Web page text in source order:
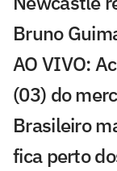
Bruno
AO VIVO:
(03) do
Brasileiro
fica perto